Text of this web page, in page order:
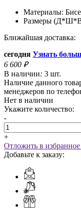
Материалы:
Размеры
Ближайшая доставка:
сегодня Узнать
6 600 ₽
В наличии: 3 шт.
Наличие данного
менеджеров по
Нет в наличии
Укажите количество:
-
+
Отложить в избранное
Добавьте к заказу: